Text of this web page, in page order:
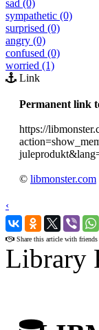
sad (0)
sympathetic (0)
surprised (0)
angry (0)
confused (0)
worried (1)
Link
Permanent link
https://
© libmonster.com
‹
›
Share this article with friends
Library